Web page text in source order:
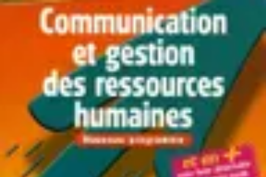
Shopping Accessible
Compréhension de l'accessibilitéAccessibilitéGuides pratiques
Mode Accessible
Shopping Accessible